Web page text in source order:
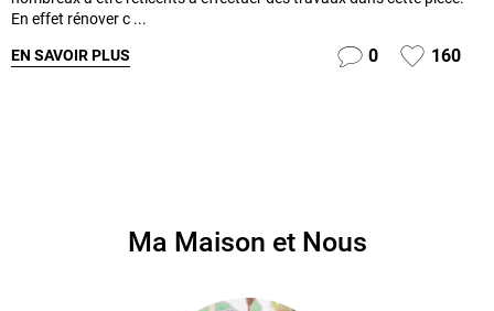
En effet rénover c ...
EN SAVOIR PLUS 0 160
Ma Maison et Nous